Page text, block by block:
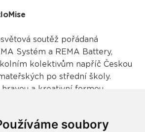
soubory
soutěž pořádaná
Systém a REMA Battery,
kolektivům napříč Českou
po střední školy.
a kreativní formou
význam správného
a motivovat je k
k životnímu prostředí. V